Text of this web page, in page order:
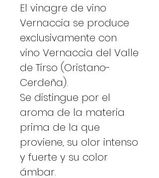
El vinagre de vino
Vernaccia se produce
exclusivamente con
vino Vernaccia del Valle
de Tirso (Oristano-
Cerdeña).
Se distingue por el
aroma de la materia
prima de la que
proviene, su olor intenso
y fuerte y su color
ámbar.